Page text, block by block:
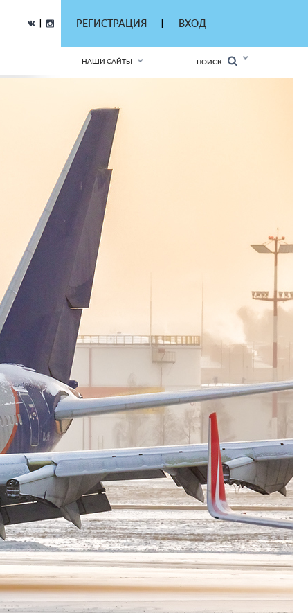
РЕГИСТРАЦИЯ ВХОД
НАШИ САЙТЫ ПОИСК